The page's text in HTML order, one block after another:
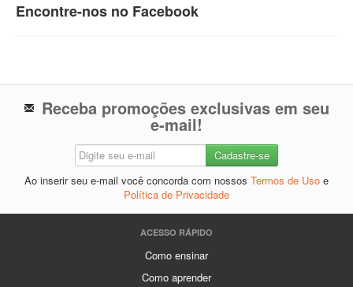
Encontre-nos no Facebook
Receba promoções exclusivas em seu
e-mail!
Ao inserir seu e-mail você concorda com nossos Termos de Uso e
Política de Privacidade
ACESSO RÁPIDO
Como ensinar
Como aprender